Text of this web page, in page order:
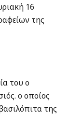
16
της
του ο
ο οποίος
της